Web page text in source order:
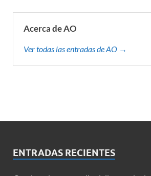
Acerca de AO
Ver todas las entradas de AO →
ENTRADAS RECIENTES